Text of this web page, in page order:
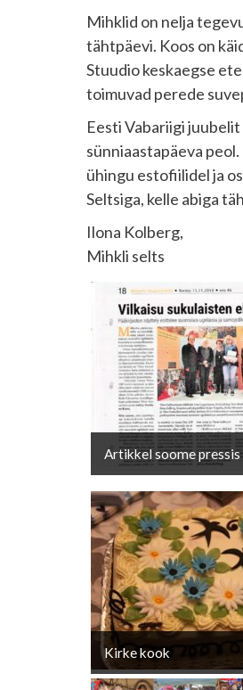
Mihklid on nelja
tähtpäevi. Koos on
Stuudio keskaegse
toimuvad perede
Eesti Vabariigi
sünniaastapäeva
ühingu estofiilidel ja
Seltsiga, kelle abiga
Ilona Kolberg,
Mihkli selts
Artikkel soome pressis
Kirke kook